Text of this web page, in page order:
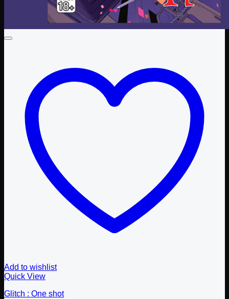
Add to wishlist
Quick View
Glitch : One shot